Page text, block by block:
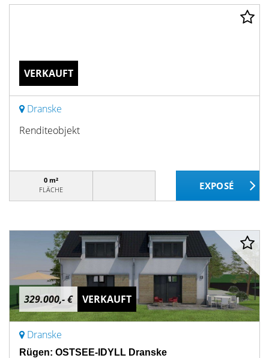
VERKAUFT
Dranske
Renditeobjekt
0 m²
FLÄCHE
329.000,- € VERKAUFT
Dranske
Rügen: OSTSEE-IDYLL Dranske